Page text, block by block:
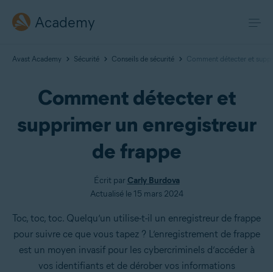
Academy
Avast Academy Sécurité Conseils de sécurité Comment détecter et
Comment détecter et
supprimer un enregistreur
de frappe
Écrit par Carly Burdova
Actualisé le 15 mars 2024
Toc, toc, toc. Quelqu’un utilise-t-il un enregistreur de frappe
pour suivre ce que vous tapez ? L’enregistrement de frappe
est un moyen invasif pour les cybercriminels d’accéder à
vos identifiants et de dérober vos informations